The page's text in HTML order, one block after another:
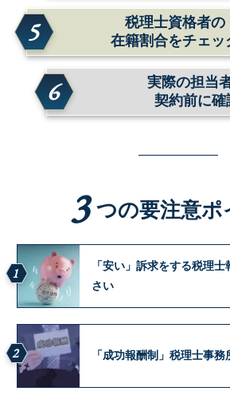
5
税理士資格者の
在籍割合をチェッ
6
実際の担当
契約前に確
3 つの要注意ポ
1
「安い」訴求をする税理
さい
2 「成功報酬制」税理士事